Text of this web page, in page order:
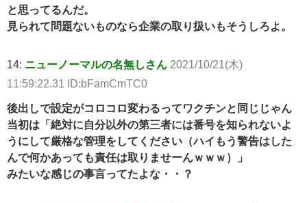
と思ってるんだ。
見られて問題ないものなら企業の取り扱いもそうしろよ。
14: ニューノーマルの名無しさん 2021/10/21(木)
11:59:22.31 ID:bFamCmTC0
後出しで設定がコロコロ変わるってワクチンと同じじゃん
当初は「絶対に自分以外の第三者には番号を知られないよ
うにして厳格な管理をしてください（ハイもう警告はした
んで何かあっても責任は取りませーんｗｗｗ）」
みたいな感じの事言ってたよな・・？